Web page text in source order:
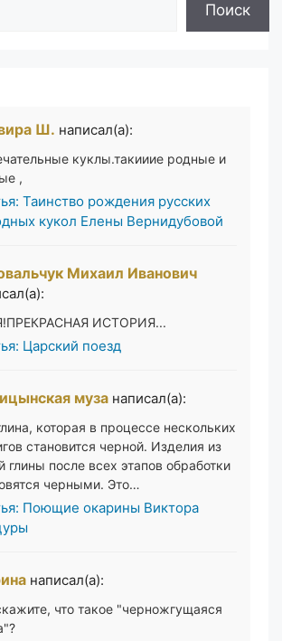
Поиск
Ш. написал(а):
куклы.такииие родные и
,
Таинство рождения русских
кукол Елены Вернидубовой
Михаил Иванович
ИСТОРИЯ...
Царский поезд
муза написал(а):
которая в процессе нескольких
становится черной. Изделия из
глины после всех этапов обработки
черными. Это…
Поющие окарины Виктора
написал(а):
что такое "черножгущаяся